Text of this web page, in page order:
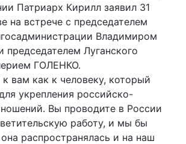
Патриарх Кирилл заявил 31
на встрече с председателем
Владимиром
Луганского
ГОЛЕНКО.
вам как к человеку, который
укрепления российско-
Вы проводите в России
работу, и мы бы
распространялась и на наш